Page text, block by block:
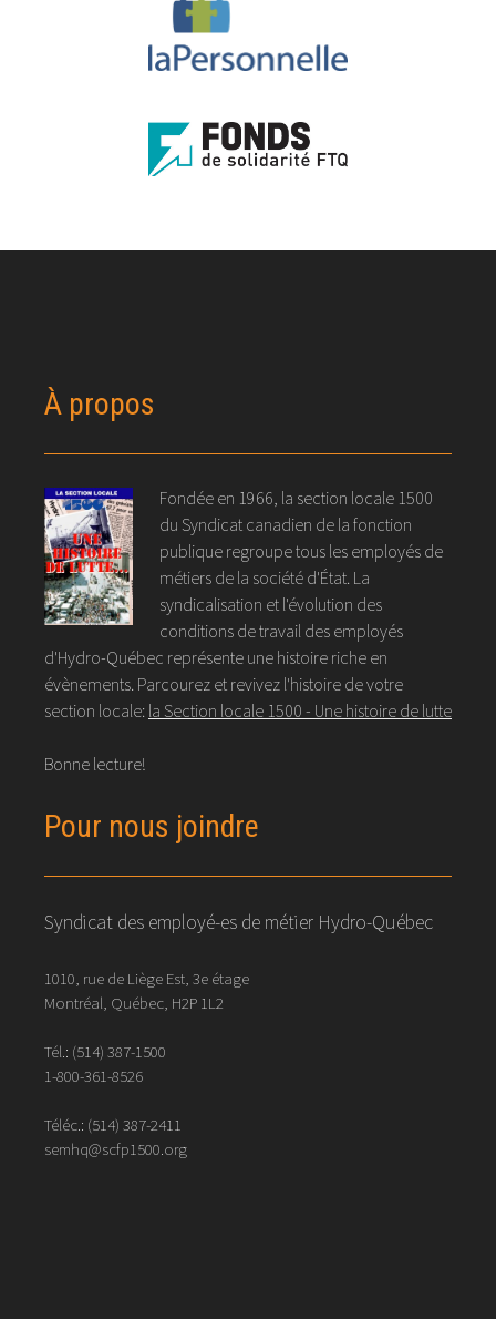
À propos
Fondée en 1966, la section locale 1500
du Syndicat canadien de la fonction
publique regroupe tous les employés de
métiers de la société d'État. La
syndicalisation et l'évolution des
conditions de travail des employés
d'Hydro-Québec représente une histoire riche en
évènements. Parcourez et revivez l'histoire de votre
section locale: la Section locale 1500 - Une histoire de lutte
Bonne lecture!
Pour nous joindre
Syndicat des employé-es de métier Hydro-Québec
1010, rue de Liège Est, 3e étage
Montréal, Québec, H2P 1L2
Tél.: (514) 387-1500
1-800-361-8526
Téléc.: (514) 387-2411
semhq@scfp1500.org